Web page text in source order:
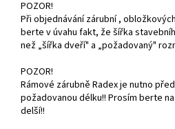
POZOR!
Při objednávání zárubní ,
berte v úvahu fakt, že šířka
než „šířka dveří" a „požadovaný"
POZOR!
Rámové zárubně Radex je nutno
požadovanou délku!! Prosím berte
delší!!